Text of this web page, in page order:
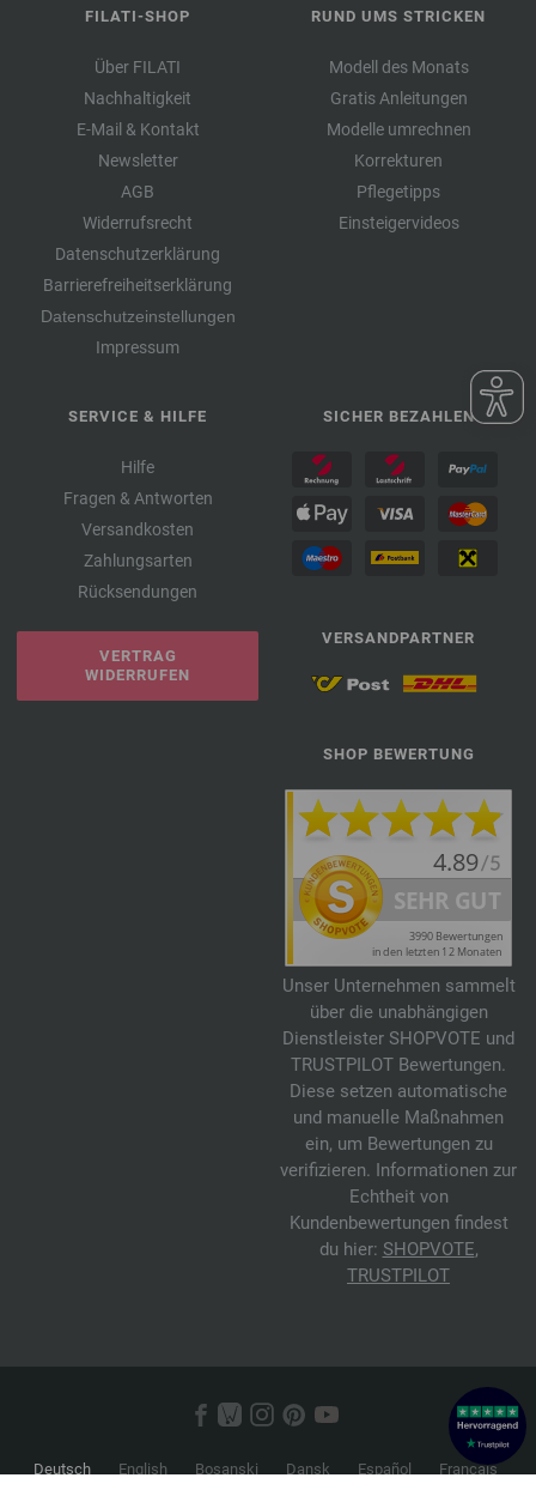
FILATI-SHOP
Über FILATI
Nachhaltigkeit
E-Mail & Kontakt
Newsletter
AGB
Widerrufsrecht
Datenschutzerklärung
Barrierefreiheitserklärung
Datenschutzeinstellungen
Impressum
RUND UMS STRICKEN
Modell des Monats
Gratis Anleitungen
Modelle umrechnen
Korrekturen
Pflegetipps
Einsteigervideos
SERVICE & HILFE
Hilfe
Fragen & Antworten
Versandkosten
Zahlungsarten
Rücksendungen
VERTRAG
WIDERRUFEN
SICHER BEZAHLEN
VERSANDPARTNER
SHOP BEWERTUNG
Unser Unternehmen sammelt
über die unabhängigen
Dienstleister SHOPVOTE und
TRUSTPILOT Bewertungen.
Diese setzen automatische
und manuelle Maßnahmen
ein, um Bewertungen zu
verifizieren. Informationen zur
Echtheit von
Kundenbewertungen findest
du hier: SHOPVOTE,
TRUSTPILOT
Deutsch English Bosanski Dansk Español Français